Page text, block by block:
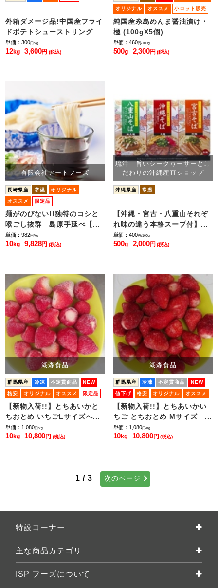
外箱ダメージ品!中国産フライ
ドポテトシューストリング
単価：300円/kg
12kg 3,600円(税込)
オリジナル オススメ 小ロット販売
純国産糸島めんま醤油漬け・
極 (100gX5個)
単価：460円/100g
500g 2,300円(税込)
有限会社アートフーズ
長崎県産 常温 オリジナル
オススメ 限定品
麺がのびない!!独特のコシと
喉ごし抜群 島原手延べ【...
単価：982円/kg
10kg 9,828円(税込)
琉津｜旨いシークヮーサーとこ
だわりの沖縄産直ショップ
沖縄県産 常温
【沖縄・宮古・八重山それぞ
れ味の違う本格スープ付】...
単価：400円/100g
500g 2,000円(税込)
湖森食品
群馬県産 冷凍 不定貫商品 NEW
格安 オリジナル オススメ 限定品
季節限定
【新物入荷!!】とちあいかと
ちおとめ いちごLサイズへ...
単価：1,080円/kg
10kg 10,800円 (税込)
湖森食品
群馬県産 冷凍 不定貫商品 NEW
値下げ 格安 オリジナル オススメ
限定品 残りわずか
【新物入荷!!】とちあいかい
ちご とちおとめ Mサイズ ...
単価：1,080円/kg
10kg 10,800円(税込)
1 / 3 次のページ
特設コーナー
主な商品カテゴリ
ISP フーズについて